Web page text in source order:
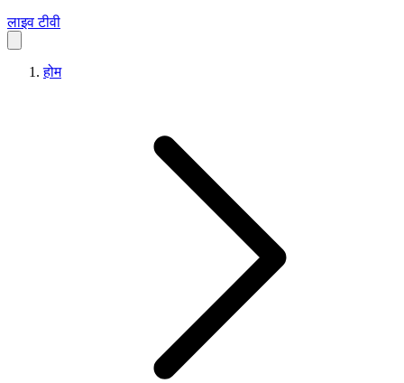
लाइव टीवी
होम